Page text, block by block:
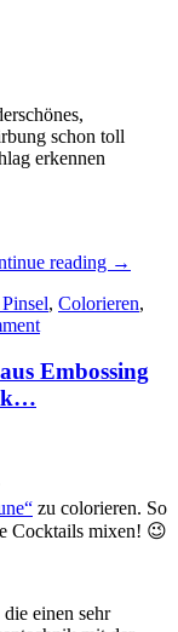
schon toll
erkennen
reading „Ein
schnelle
der
→
, Colorieren,
Embossing
zu colorieren. So
Cocktails mixen! 😉
einen sehr